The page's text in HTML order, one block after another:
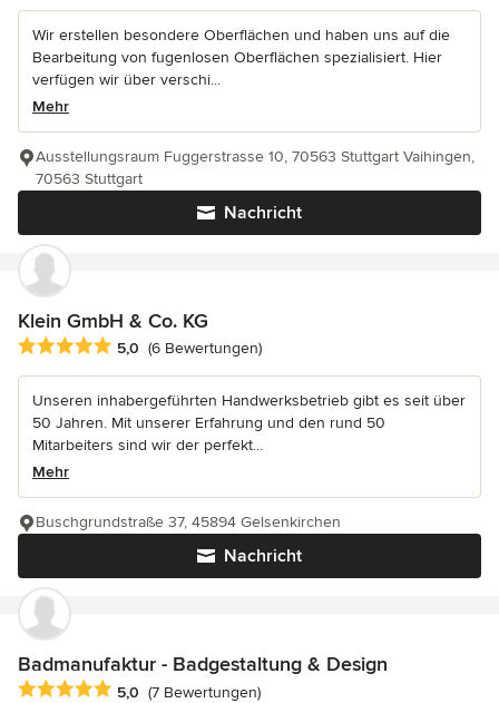
Wir erstellen besondere Oberflächen und haben uns auf die
Bearbeitung von fugenlosen Oberflächen spezialisiert. Hier
verfügen wir über verschi...
Mehr
Nachricht
Ausstellungsraum Fuggerstrasse 10, 70563 Stuttgart Vaihingen,
70563 Stuttgart
Klein GmbH & Co. KG
Durchschnittliche Bewertung: 5 von 5 Sternen
5,0 (6 Bewertungen)
Unseren inhabergeführten Handwerksbetrieb gibt es seit über
50 Jahren. Mit unserer Erfahrung und den rund 50
Mitarbeiters sind wir der perfekt...
Mehr
Nachricht
Buschgrundstraße 37, 45894 Gelsenkirchen
Badmanufaktur - Badgestaltung & Design
Durchschnittliche Bewertung: 5 von 5 Sternen
5,0 (7 Bewertungen)